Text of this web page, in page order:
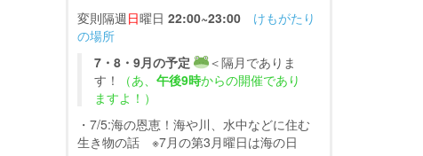
変則隔週 日曜日 22:00~23:00
けもがたり
の場所
7・8・9月の予定
＜隔月でありま
す！
（あ、 午後9時からの開催であり
ますよ！）
・7/5:海の恩恵！海や川、水中などに住む
生き物の話 ※7月の第3月曜日は海の日